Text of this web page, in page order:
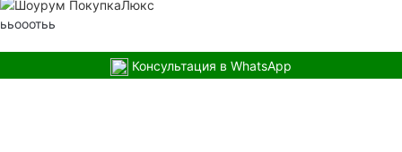
ььооотьь
Консультация в WhatsApp